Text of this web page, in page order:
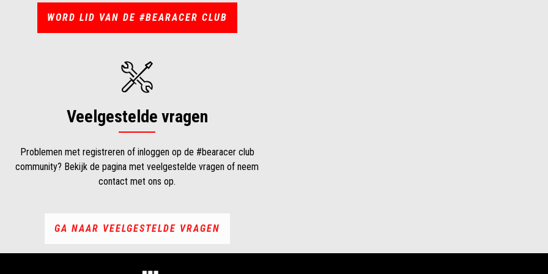
WORD LID VAN DE #BEARACER CLUB
Veelgestelde vragen
Problemen met registreren of inloggen op de #bearacer club
community? Bekijk de pagina met veelgestelde vragen of neem
contact met ons op.
GA NAAR VEELGESTELDE VRAGEN